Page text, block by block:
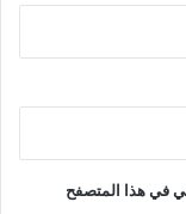
في هذا المتصفح